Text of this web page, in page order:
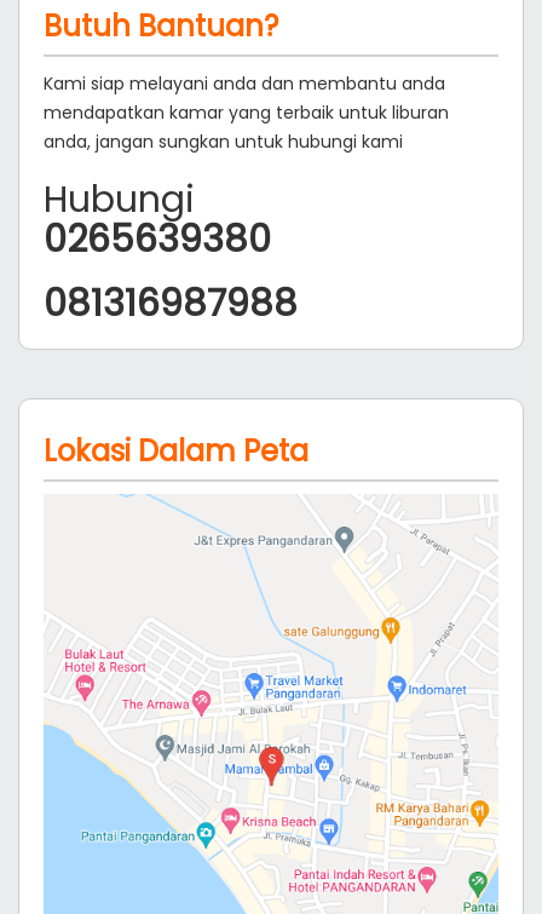
Butuh Bantuan?
Kami siap melayani anda dan membantu anda
mendapatkan kamar yang terbaik untuk liburan
anda, jangan sungkan untuk hubungi kami
Hubungi
0265639380
081316987988
Lokasi Dalam Peta